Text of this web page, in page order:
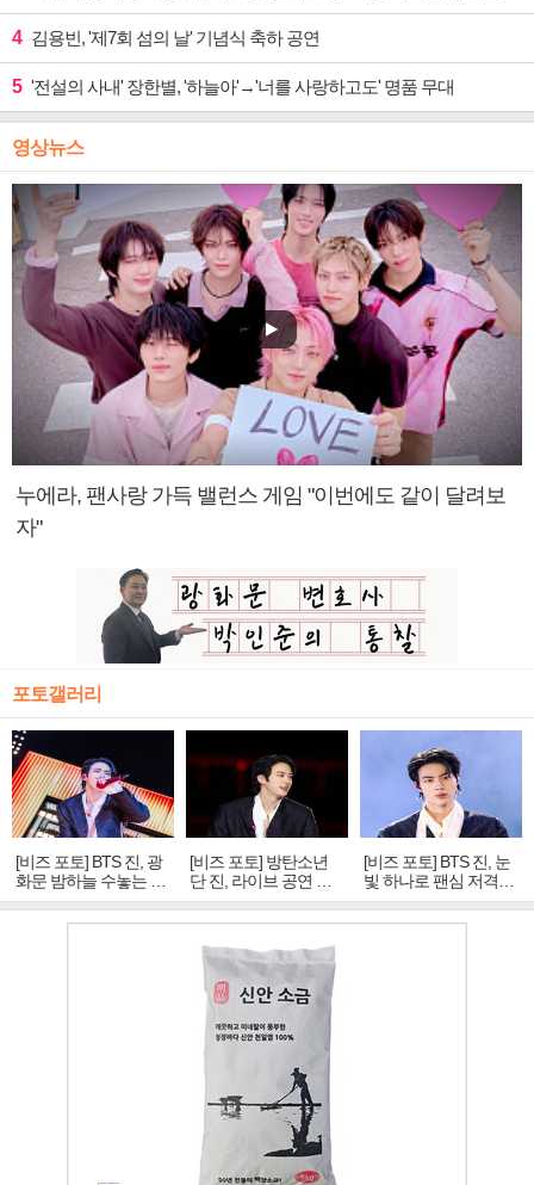
4 김용빈, '제7회 섬의 날' 기념식 축하 공연
5 '전설의 사내' 장한별, '하늘아'→'너를 사랑하고도' 명품 무대
영상뉴스
누에라, 팬사랑 가득 밸런스 게임 "이번에도 같이 달려보
자"
포토갤러리
[비즈 포토] BTS 진, 광
화문 밤하늘 수놓는 '비
주얼 킹'의 열창
[비즈 포토] 방탄소년
단 진, 라이브 공연 중
빛나는 독보적 아우라
[비즈 포토] BTS 진, 눈
빛 하나로 팬심 저격…
독보적 카리스마